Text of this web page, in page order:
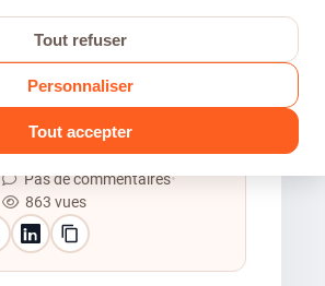
le 11 juin
bxee
23 Mai 2026•
2 min de lecture•
Pas de commentaires•
863 vues
Tout refuser
Personnaliser
Tout accepter